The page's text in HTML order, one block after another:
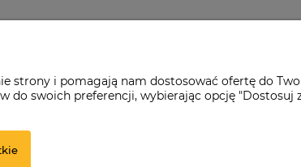
strony i pomagają nam dostosować ofertę do
do swoich preferencji, wybierając opcję "Dostosuj